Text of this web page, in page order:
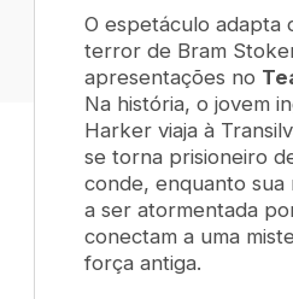
O espetáculo adapta
terror de Bram
apresentações no
Na história, o jovem
Harker viaja à
se torna prisioneiro
conde, enquanto sua
a ser atormentada
conectam a uma
força antiga.